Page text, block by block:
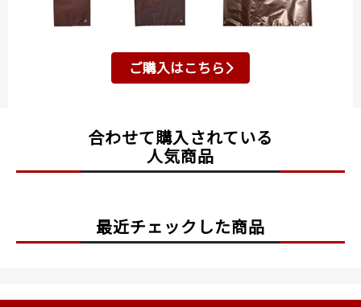
ご購入はこちら
合わせて購入されている
人気商品
最近チェックした商品